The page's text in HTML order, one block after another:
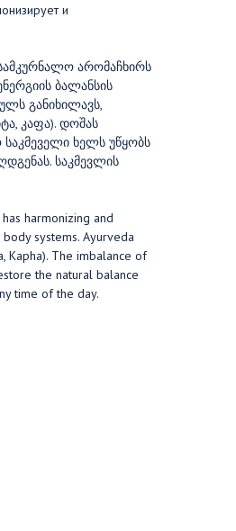
и
არომაჩხირს
ბალანსის
განიხილავს,
კაფა). დოშას
საკმეველი ხელს უწყობს
საკმევლის
harmonizing and
systems. Ayurveda
Kapha). The imbalance of
the natural balance
time of the day.